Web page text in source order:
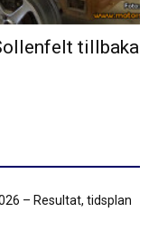
tillbaka
– Resultat, tidsplan